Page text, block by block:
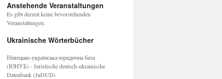
Anstehende Veranstaltungen
Es gibt derzeit keine bevorstehenden
Veranstaltungen.
Ukrainische Wörterbücher
Німецько-українська юридична база
(ЮНУБ) - Juristische deutsch-ukrainische
Datenbank (JuDUD)